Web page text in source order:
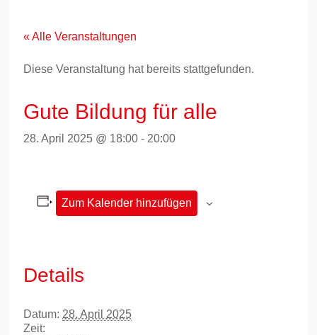
springen« Alle Veranstaltungen
Diese Veranstaltung hat bereits stattgefunden.
Gute Bildung für alle
28. April 2025 @ 18:00 - 20:00
Zum Kalender hinzufügen
Details
Datum: 28. April 2025
Zeit: